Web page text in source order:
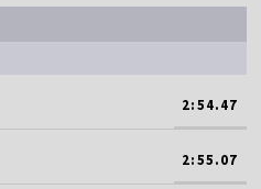
2:54.47
2:55.07